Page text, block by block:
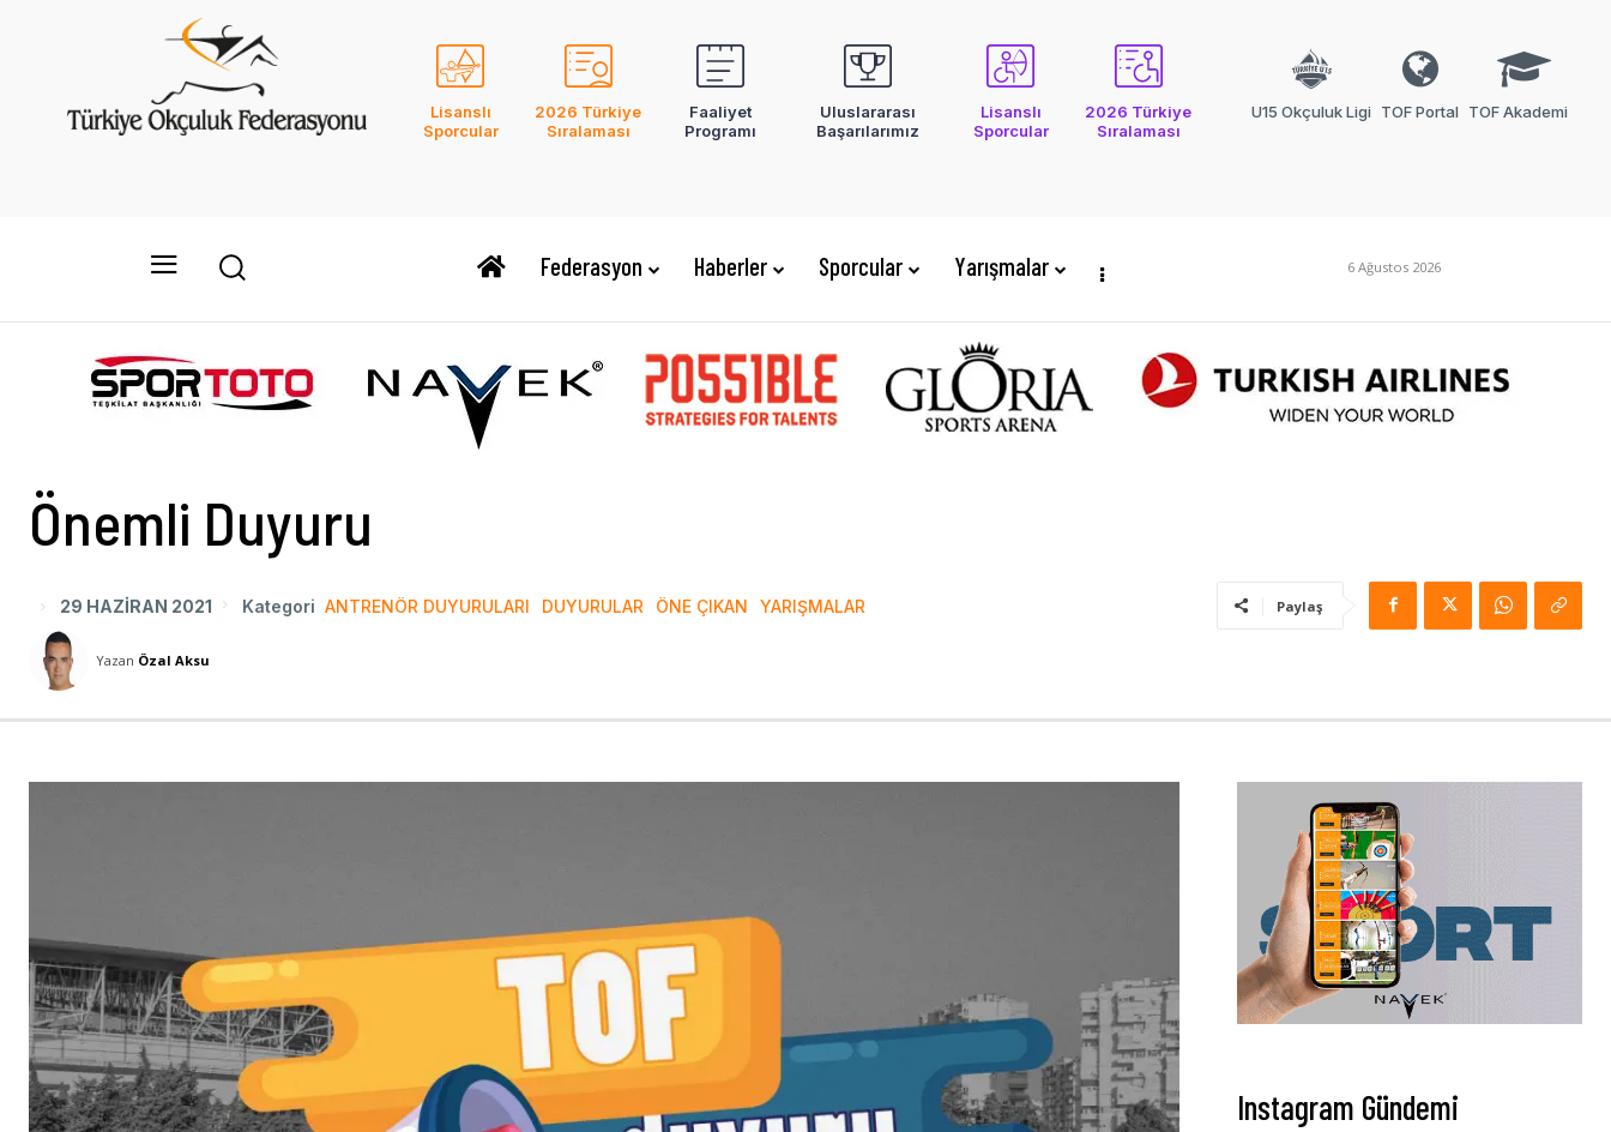
Lisanslı
Sporcular
2026 Türkiye
Sıralaması
Faaliyet
Programı
Uluslararası
Başarılarımız
Lisanslı
Sporcular
2026 Türkiye
Sıralaması
U15 Okçuluk Ligi TOF Portal TOF Akademi
Federasyon Haberler Sporcular Yarışmalar 6 Ağustos 2026
Önemli Duyuru
29 HAZIRAN 2021 Kategori ANTRENÖR DUYURULARI DUYURULAR ÖNE ÇIKAN YARIŞMALAR Paylaş
Yazan Özal Aksu
Instagram Gündemi